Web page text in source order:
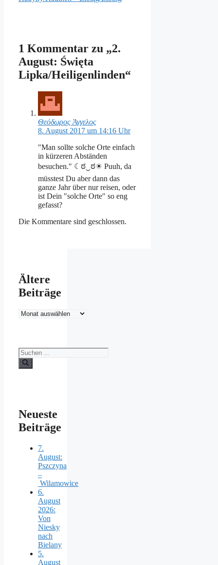
1 Kommentar zu „2.
August: Święta
Lipka/Heiligenlinden“
Θεόδωρος Άγγελος
8. August 2017 um 14:16 Uhr
"Man sollte solche Orte einfach
in kürzeren Abständen
besuchen." ☾ಠ‿ಠ☀ Puuh, da
müsstest Du aber dann das
ganze Jahr über nur reisen, oder
ist Dein "solche Orte" so eng
gefasst?
Die Kommentare sind geschlossen.
Ältere
Beiträge
Ältere
Suchen
nach:
Neueste
Beiträge
7.
August:
Pszczyna
–
Wilamowice
6.
August
2026:
Von
Niesky
nach
Bielany
5.
August